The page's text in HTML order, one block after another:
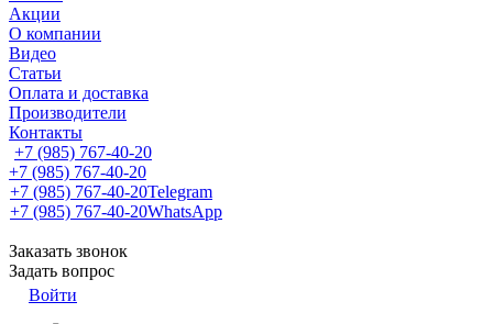
Акции
О компании
Видео
Статьи
Оплата и доставка
Производители
Контакты
+7 (985) 767-40-20
+7 (985) 767-40-20
+7 (985) 767-40-20Telegram
+7 (985) 767-40-20WhatsApp
Заказать звонок
Задать вопрос
Войти